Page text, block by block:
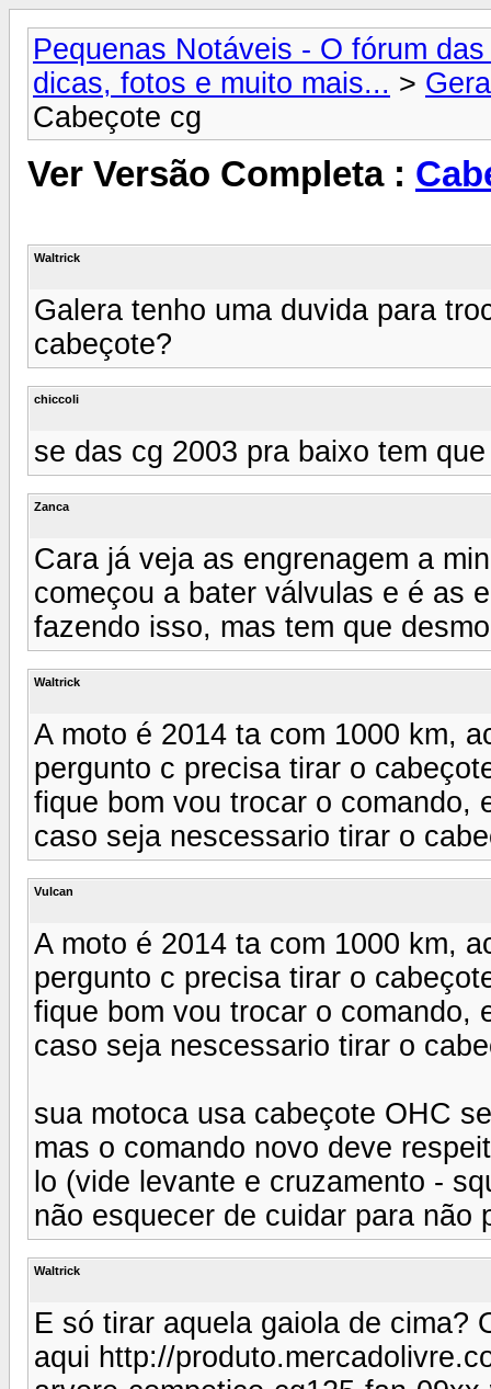
Pequenas Notáveis - O fórum
dicas, fotos e muito mais... >
Cabeçote cg
Ver Versão Completa :
Waltrick
Galera tenho uma duvida para
cabeçote?
chiccoli
se das cg 2003 pra baixo tem
Zanca
Cara já veja as engrenagem a
começou a bater válvulas e é as
fazendo isso, mas tem que
Waltrick
A moto é 2014 ta com 1000 km,
pergunto c precisa tirar o
fique bom vou trocar o comando,
caso seja nescessario tirar o
Vulcan
A moto é 2014 ta com 1000 km,
pergunto c precisa tirar o
fique bom vou trocar o comando,
caso seja nescessario tirar o
sua motoca usa cabeçote OHC
mas o comando novo deve
lo (vide levante e cruzamento -
não esquecer de cuidar para não
Waltrick
E só tirar aquela gaiola de cima?
aqui http://